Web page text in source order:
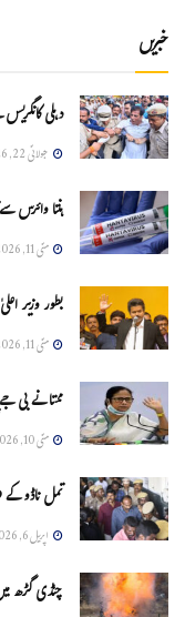
خبریں
دہلی
جولائی 22, 2026
ہنتا وائرس
مئی 11, 2026
بطور وزیر
مئی 11, 2026
ممتا نے بی
مئی 10, 2026
تمل ناڈو کے 9 پولیس اہلکاروں کو سزائے موت
اپریل 6, 2026
چنڈی گڑھ